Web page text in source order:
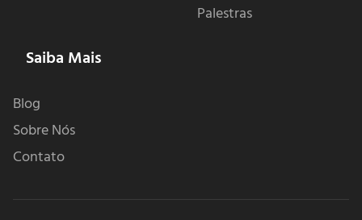
Palestras
Saiba Mais
Blog
Sobre Nós
Contato